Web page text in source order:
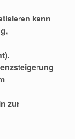
kann
zur